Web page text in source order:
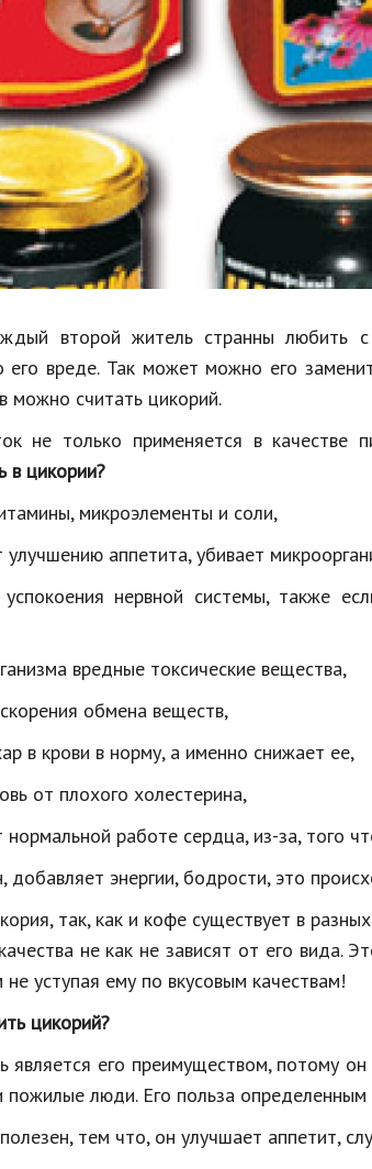
Еда
второй житель странны любить
его вреде. Так может можно его
можно считать цикорий.
не только применяется в качестве
в цикории?
микроэлементы и соли,
улучшению аппетита, убивает
нервной системы, также
вредные токсические вещества,
обмена веществ,
в крови в норму, а именно снижает ее,
от плохого холестерина,
нормальной работе сердца, из-за, того
добавляет энергии, бодрости, это
так, как и кофе существует в
не как не зависят от его вида.
уступая ему по вкусовым качествам!
цикорий?
является его преимуществом, потому
пожилые люди. Его польза определенным
тем что, он улучшает аппетит,